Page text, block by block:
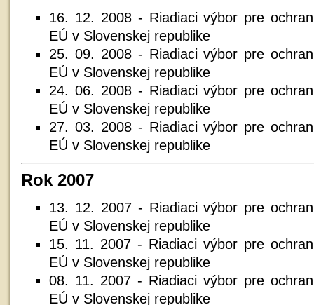
16. 12. 2008 - Riadiaci výbor pre
EÚ v Slovenskej republike
25. 09. 2008 - Riadiaci výbor pre
EÚ v Slovenskej republike
24. 06. 2008 - Riadiaci výbor pre
EÚ v Slovenskej republike
27. 03. 2008 - Riadiaci výbor pre
EÚ v Slovenskej republike
Rok 2007
13. 12. 2007 - Riadiaci výbor pre
EÚ v Slovenskej republike
15. 11. 2007 - Riadiaci výbor pre
EÚ v Slovenskej republike
08. 11. 2007 - Riadiaci výbor pre
EÚ v Slovenskej republike